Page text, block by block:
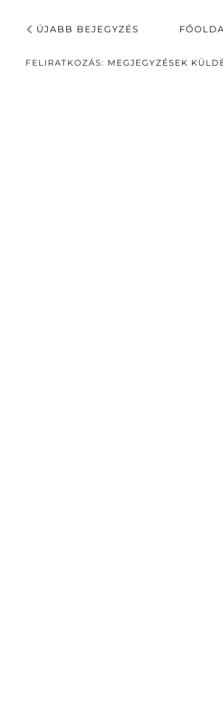
ÚJABB BEJEGYZÉS
FELIRATKOZÁS: MEGJEGYZÉSEK